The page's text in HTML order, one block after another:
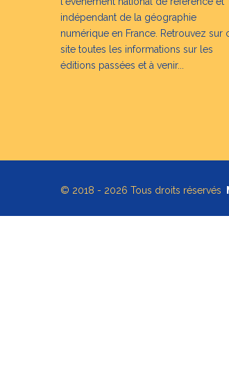
indépendant de la géographie
numérique en France. Retrouvez sur
site toutes les informations sur les
éditions passées et à venir...
© 2018 - 2026 Tous droits réservés